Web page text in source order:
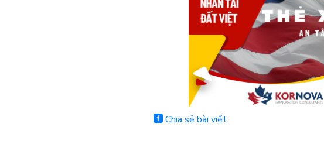
Chia sẻ bài viết